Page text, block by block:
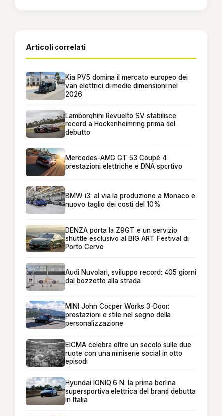
Articoli correlati
Kia PV5 domina il mercato europeo dei
van elettrici di medie dimensioni nel
2026
Lamborghini Revuelto SV stabilisce
record a Hockenheimring prima del
debutto
Mercedes-AMG GT 53 Coupé 4:
prestazioni elettriche e DNA sportivo
BMW i3: al via la produzione a Monaco e
nuovo taglio dei costi del 10%
DENZA porta la Z9GT e un servizio
shuttle esclusivo al BIG ART Festival di
Porto Cervo
Audi Nuvolari, sviluppo record: 405 giorni
dal bozzetto alla strada
MINI John Cooper Works 3-Door:
prestazioni e stile nel segno della
personalizzazione
EICMA celebra oltre un secolo sulle due
ruote con una miniserie social in otto
episodi
Hyundai IONIQ 6 N: la prima berlina
supersportiva elettrica del brand debutta
in Italia